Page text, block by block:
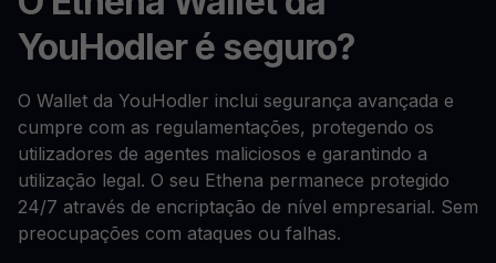
YouHodler é seguro?
O Wallet da YouHodler inclui segurança avançada e
cumpre com as regulamentações, protegendo os
utilizadores de agentes maliciosos e garantindo a
utilização legal. O seu Ethena permanece protegido
24/7 através de encriptação de nível empresarial. Sem
preocupações com ataques ou falhas.